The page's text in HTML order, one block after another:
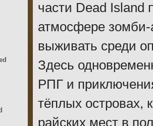
части Dead Island
атмосфере зомби-
выживать среди
Здесь
РПГ и
тёплых островах,
райских мест в